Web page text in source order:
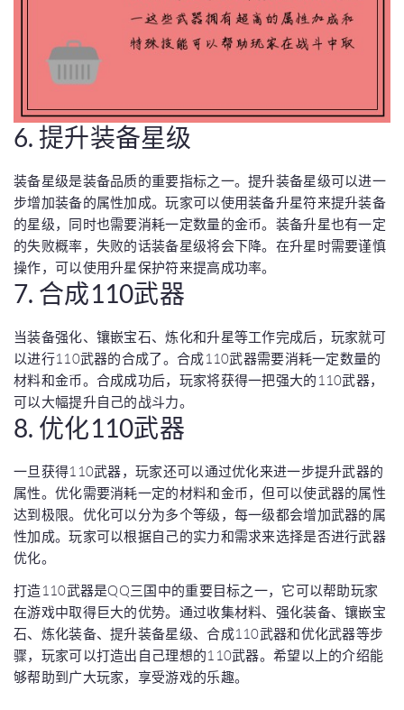
6. 提升装备星级
装备星级是装备品质的重要指标之一。提升装备星级可以进一
步增加装备的属性加成。玩家可以使用装备升星符来提升装备
的星级，同时也需要消耗一定数量的金币。装备升星也有一定
的失败概率，失败的话装备星级将会下降。在升星时需要谨慎
操作，可以使用升星保护符来提高成功率。
7. 合成110武器
当装备强化、镶嵌宝石、炼化和升星等工作完成后，玩家就可
以进行110武器的合成了。合成110武器需要消耗一定数量的
材料和金币。合成成功后，玩家将获得一把强大的110武器，
可以大幅提升自己的战斗力。
8. 优化110武器
一旦获得110武器，玩家还可以通过优化来进一步提升武器的
属性。优化需要消耗一定的材料和金币，但可以使武器的属性
达到极限。优化可以分为多个等级，每一级都会增加武器的属
性加成。玩家可以根据自己的实力和需求来选择是否进行武器
优化。
打造110武器是QQ三国中的重要目标之一，它可以帮助玩家
在游戏中取得巨大的优势。通过收集材料、强化装备、镶嵌宝
石、炼化装备、提升装备星级、合成110武器和优化武器等步
骤，玩家可以打造出自己理想的110武器。希望以上的介绍能
够帮助到广大玩家，享受游戏的乐趣。